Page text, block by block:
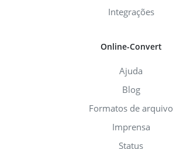
Integrações
Online-Convert
Ajuda
Blog
Formatos de arquivo
Imprensa
Status